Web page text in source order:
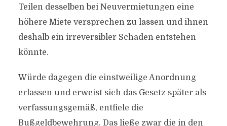
Teilen desselben bei Neuvermietungen eine
höhere Miete versprechen zu lassen und ihnen
deshalb ein irreversibler Schaden entstehen
könnte.
Würde dagegen die einstweilige Anordnung
erlassen und erweist sich das Gesetz später als
verfassungsgemäß, entfiele die
Bußgeldbewehrung. Das ließe zwar die in den